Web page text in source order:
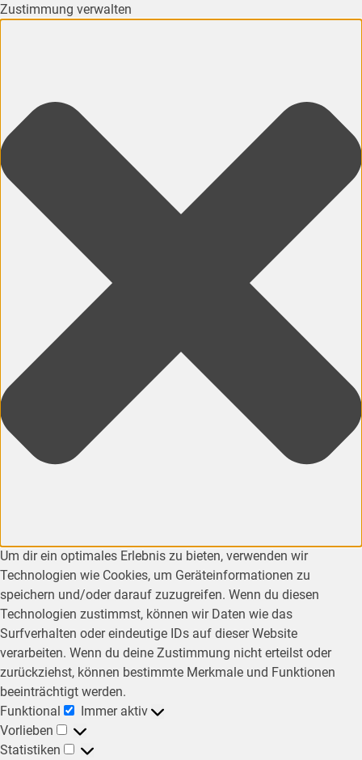
Zustimmung verwalten
Um dir ein optimales Erlebnis zu bieten, verwenden wir
Technologien wie Cookies, um Geräteinformationen zu
speichern und/oder darauf zuzugreifen. Wenn du diesen
Technologien zustimmst, können wir Daten wie das
Surfverhalten oder eindeutige IDs auf dieser Website
verarbeiten. Wenn du deine Zustimmung nicht erteilst oder
zurückziehst, können bestimmte Merkmale und Funktionen
beeinträchtigt werden.
Funktional
Immer aktiv
Vorlieben
Statistiken